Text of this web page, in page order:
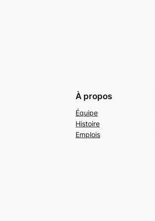
À propos
Équipe
Histoire
Emplois